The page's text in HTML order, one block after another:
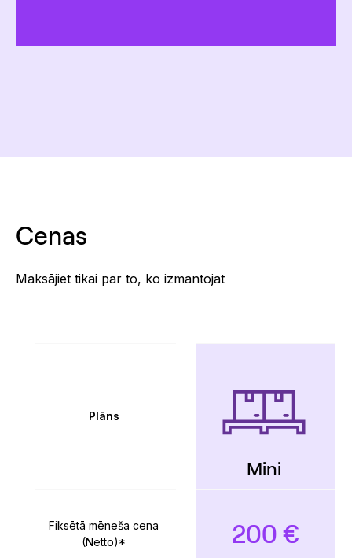
Cenas
Maksājiet tikai par to, ko izmantojat
Plāns
Mini
Fiksētā mēneša cena
(Netto)*
200 €